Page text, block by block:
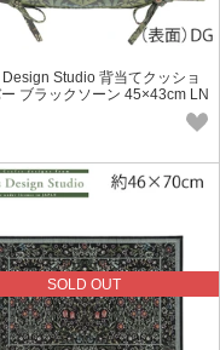
Design Studio 背当てクッショ
ブラックソーン 45×43cm LN
SOLD OUT